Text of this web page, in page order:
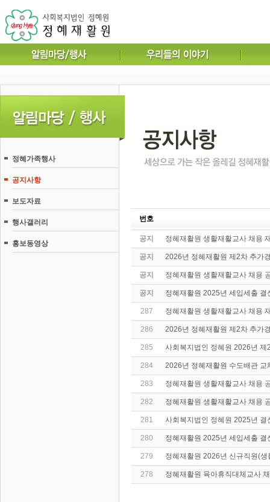
정혜가족행사
공지사항
보도자료
행사갤러리
홍보동영상
번호
공지 정혜재활원 생활재활교사 채용
공지 2026년 정혜재활원 제2차 추가
공지 정혜재활원 생활재활교사 채용
공지 정혜재활원 2025년 세입세출
287 정혜재활원 생활재활교사 채용
286 2026년 정혜재활원 제2차 추가
285 사회복지법인 정혜원 2026년
284 2026년 정혜재활원 수도배관
283 정혜재활원 생활재활교사 채용
282 정혜재활원 생활재활교사 채용
281 사회복지법인 정혜원 2025년
280 정혜재활원 2025년 세입세출
279 정혜재활원 2026년 신규직원(
278 정혜재활원 육아휴직대체교사